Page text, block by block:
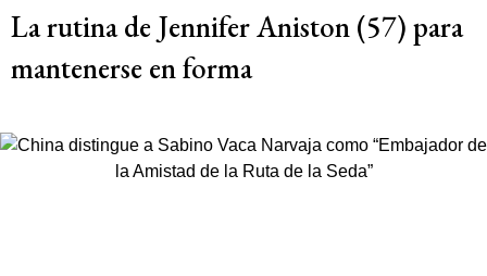
La rutina de Jennifer Aniston (57) para
mantenerse en forma